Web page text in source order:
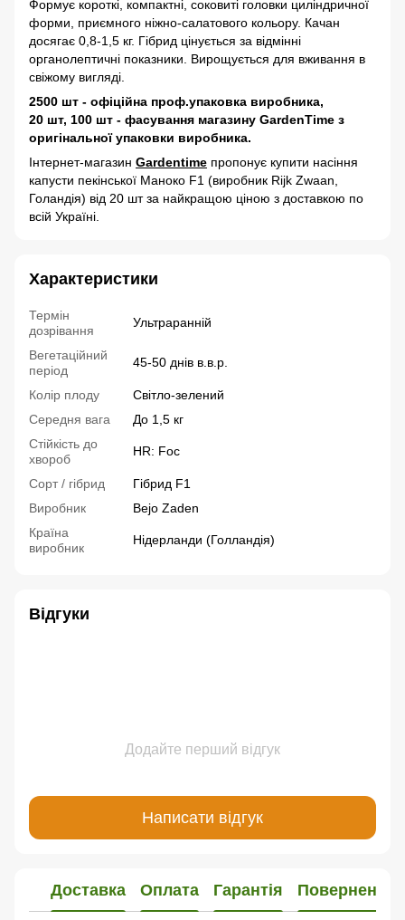
Формує короткі, компактні, соковиті головки циліндричної
форми, приємного ніжно-салатового кольору. Качан
досягає 0,8-1,5 кг. Гібрид цінується за відмінні
органолептичні показники. Вирощується для вживання в
свіжому вигляді.
2500 шт - офіційна проф.упаковка виробника,
20 шт, 100 шт - фасування магазину GardenTime з
оригінальної упаковки виробника.
Інтернет-магазин Gardentime пропонує купити насіння
капусти пекінської Маноко F1 (виробник Rijk Zwaan,
Голандія) від 20 шт за найкращою ціною з доставкою по
всій Україні.
Характеристики
Термін
дозрівання
Ультраранній
Вегетаційний
період
45-50 днів в.в.р.
Колір плоду
Світло-зелений
Середня вага
До 1,5 кг
Стійкість до
хвороб
HR: Foc
Сорт / гібрид
Гібрид F1
Виробник
Bejo Zaden
Країна
виробник
Нідерланди (Голландія)
Відгуки
Додайте перший відгук
Написати відгук
Доставка Оплата Гарантія Повернення